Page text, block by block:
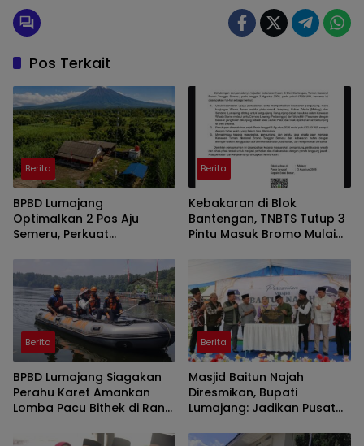
Pos Terkait
Berita
BPBD Lumajang
Optimalkan 2 Pos Aju
Semeru, Perkuat
Berita
Kebakaran di Blok
Bantengan, TNBTS Tutup 3
Pintu Masuk Bromo Mulai
Berita
BPBD Lumajang Siagakan
Perahu Karet Amankan
Lomba Pacu Bithek di Ranu
Berita
Masjid Baitun Najah
Diresmikan, Bupati
Lumajang: Jadikan Pusat